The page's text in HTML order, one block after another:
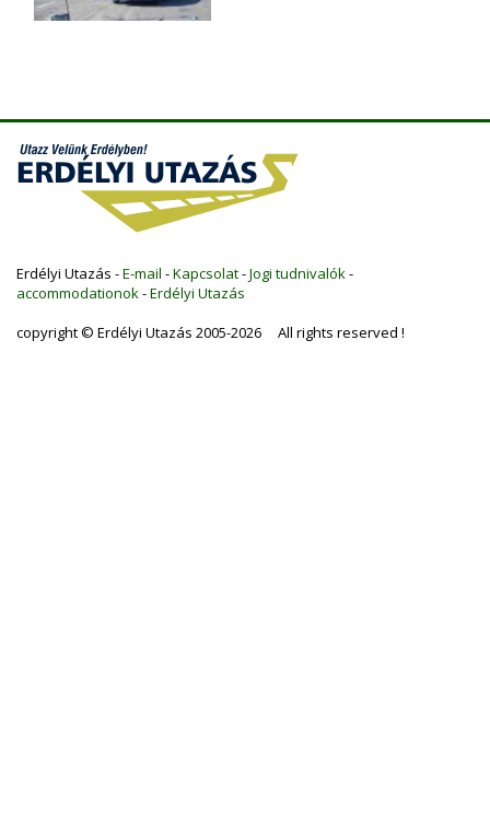
Erdélyi Utazás -E-mail -Kapcsolat-Jogi tudnivalók-
accommodationok-Erdélyi Utazás
copyright © Erdélyi Utazás 2005-2026 All rights reserved !